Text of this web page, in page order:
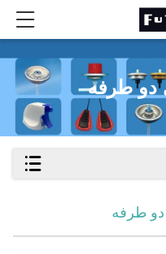
دو طرفه
طرفه